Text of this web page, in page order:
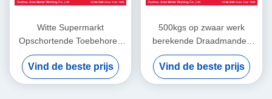
Witte Supermarkt
Opschortende Toebehoren
1000mm Kapstokbar
Vind de beste prijs
500kgs op zwaar werk
berekende Draadmanden
1200mm 900mm Draad
Mesh Storage Cages
Vind de beste prijs